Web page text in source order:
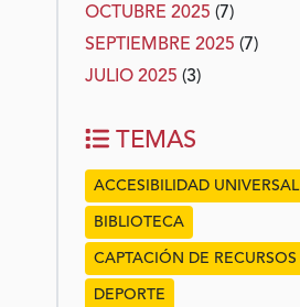
OCTUBRE 2025 (7)
SEPTIEMBRE 2025 (7)
JULIO 2025 (3)
TEMAS
ACCESIBILIDAD UNIVERSAL
BIBLIOTECA
CAPTACIÓN DE RECURSOS
DEPORTE